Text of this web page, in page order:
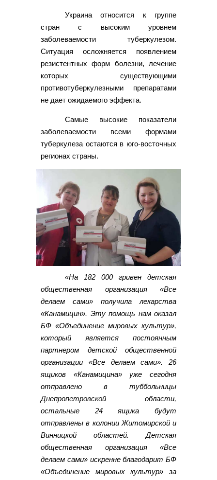
Украина относится к группе
стран с высоким уровнем
заболеваемости туберкулезом.
Ситуация осложняется появлением
резистентных форм болезни, лечение
которых существующими
противотуберкулезными препаратами
не дает ожидаемого эффекта.
Самые высокие показатели
заболеваемости всеми формами
туберкулеза остаются в юго-восточных
регионах страны.
«На 182 000 гривен детская
общественная организация «Все
делаем сами» получила лекарства
«Канамицин». Эту помощь нам оказал
БФ «Объединение мировых культур»,
который является постоянным
партнером детской общественной
организации «Все делаем сами». 26
ящиков «Канамицина» уже сегодня
отправлено в туббольницы
Днепропетровской области,
остальные 24 ящика будут
отправлены в колонии Житомирской и
Винницкой областей. Детская
общественная организация «Все
делаем сами» искренне благодарит БФ
«Объединение мировых культур» за